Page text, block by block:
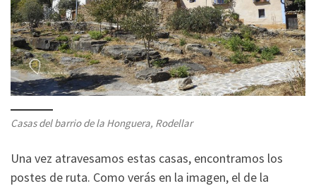
Casas del barrio de la Honguera, Rodellar
Una vez atravesamos estas casas, encontramos los
postes de ruta. Como verás en la imagen, el de la